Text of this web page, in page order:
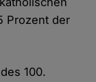
Prozent der
100.